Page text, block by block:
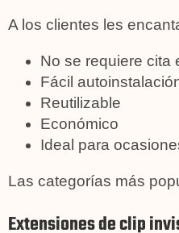
A los clientes les
No se requiere cita
Fácil
Reutilizable
Económico
Ideal para
Las categorías más
Extensiones de clip